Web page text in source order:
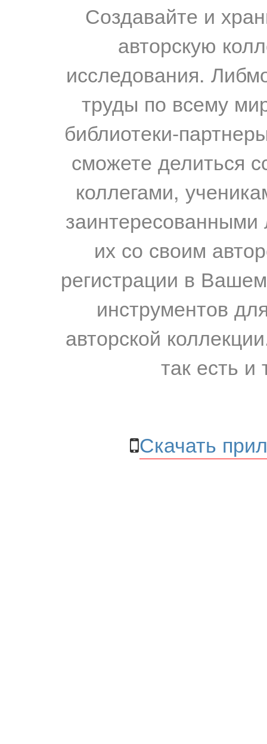
Создавайте и
авторскую
исследования.
труды по всему
библиотеки-
сможете делиться
коллегами,
их со своим
регистрации в
инструментов
авторской
так есть и
Скачать